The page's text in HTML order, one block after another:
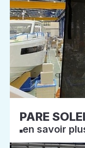
PARE
en savoir